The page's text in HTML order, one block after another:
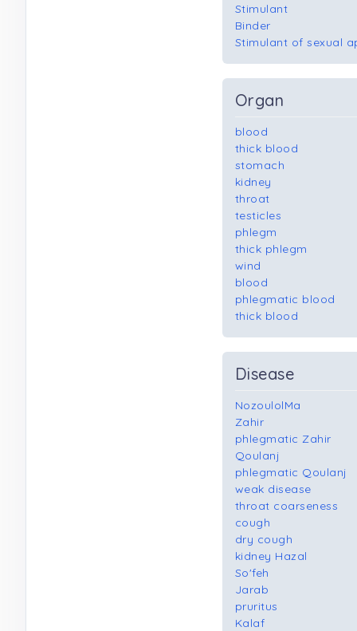
Stimulant
Binder
Stimulant of sexual
Organ
blood
thick blood
stomach
kidney
throat
testicles
phlegm
thick phlegm
wind
blood
phlegmatic blood
thick blood
Disease
NozoulolMa
Zahir
phlegmatic Zahir
Qoulanj
phlegmatic Qoulanj
weak disease
throat coarseness
cough
dry cough
kidney Hazal
So'feh
Jarab
pruritus
Kalaf